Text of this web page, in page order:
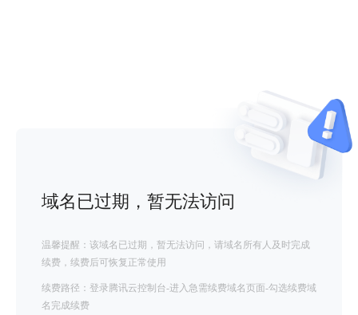
域名已过期，暂无法访问
温馨提醒：该域名已过期，暂无法访问，请域名所有人及时完成
续费，续费后可恢复正常使用
续费路径：登录腾讯云控制台-进入急需续费域名页面-勾选续费域
名完成续费